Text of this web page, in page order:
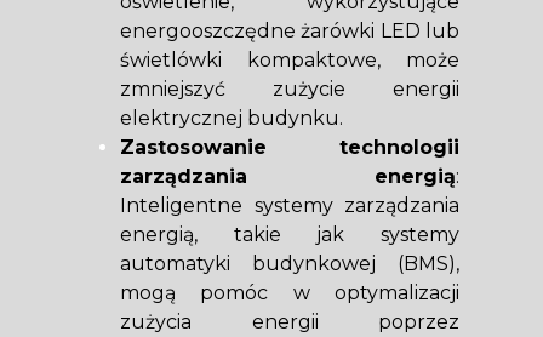
energooszczędne żarówki LED lub
świetlówki kompaktowe, może
zmniejszyć zużycie energii
elektrycznej budynku.
Zastosowanie technologii
zarządzania energią:
Inteligentne systemy zarządzania
energią, takie jak systemy
automatyki budynkowej (BMS),
mogą pomóc w optymalizacji
zużycia energii poprzez